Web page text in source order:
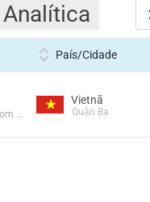
Analítica
País/Cidade
VietNam Post and Telecom Corporation
Vietnã
Quận Ba